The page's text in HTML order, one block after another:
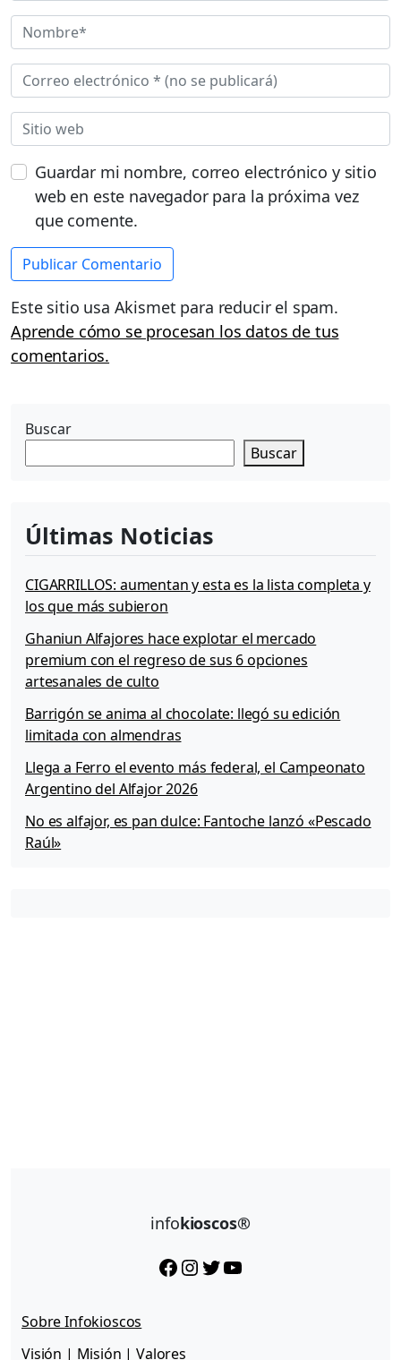
Guardar mi nombre, correo electrónico y sitio
web en este navegador para la próxima vez
que comente.
Este sitio usa Akismet para reducir el spam.
Aprende cómo se procesan los datos de tus
comentarios.
Buscar
Buscar
Últimas Noticias
CIGARRILLOS: aumentan y esta es la lista completa y
los que más subieron
Ghaniun Alfajores hace explotar el mercado
premium con el regreso de sus 6 opciones
artesanales de culto
Barrigón se anima al chocolate: llegó su edición
limitada con almendras
Llega a Ferro el evento más federal, el Campeonato
Argentino del Alfajor 2026
No es alfajor, es pan dulce: Fantoche lanzó «Pescado
Raúl»
infokioscos®
Facebook InstagramTwitter YouTube
Sobre Infokioscos
Visión | Misión | Valores